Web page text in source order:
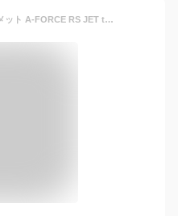
WINS ウインズ ジェットヘルメット A-FORCE RS JET typeC バイク用ヘルメット インナーバイザー付き M L XL ブラック カーボンファイバー 軽量 ドライカーボン シールド UVカット 軽い 通気性 ベンチレーション メンズ レディース